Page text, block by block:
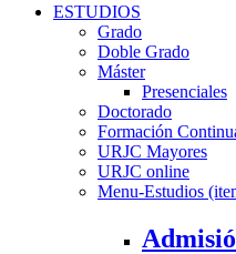
ESTUDIOS
Grado
Doble Grado
Máster
Presenciales
Doctorado
Formación
URJC Mayores
URJC online
Menu-Estudios